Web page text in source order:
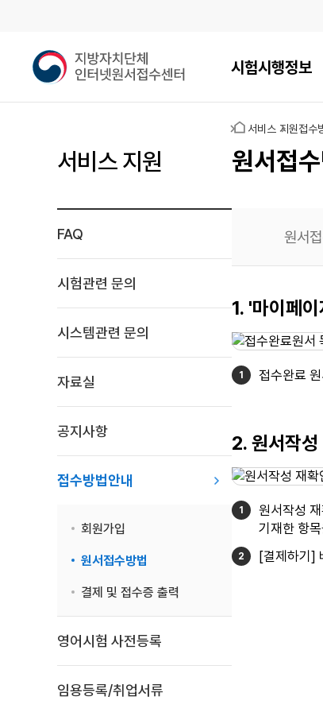
지
방
메인메뉴
시험시행정보
서비스 지원
FAQ
시험관련 문의
시스템관련 문의
자료실
공지사항
접수방법안내
회원가입
원서접수방법
결제 및 접수증 출력
영어시험 사전등록
임용등록/취업서류
홈 서비스 지원접수
원서접
원서
원서작성
재확인
1. '마이페
접수완료
2. 원서작성
원서작성
기재한 항
[결제하기]